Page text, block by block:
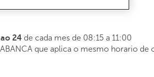
24 de cada mes de 08:15 a 11:00
que aplica o mesmo horario de